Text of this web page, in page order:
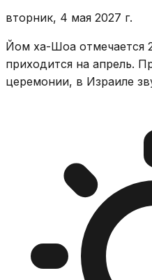
вторник, 4 мая 2027 г.
Йом ха-Шоа отмечается
приходится на апрель.
церемонии, в Израиле